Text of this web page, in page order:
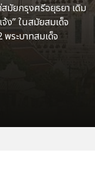
มัยกรุงศรีอยุธยา เดิม
ง” ในสมัยสมเด็จ
ระบาทสมเด็จ